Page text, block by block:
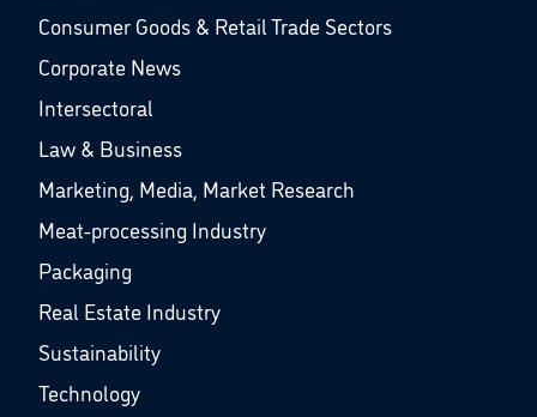
Consumer Goods & Retail Trade Sectors
Corporate News
Intersectoral
Law & Business
Marketing, Media, Market Research
Meat-processing Industry
Packaging
Real Estate Industry
Sustainability
Technology